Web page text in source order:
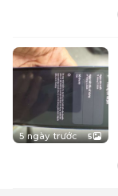
5 ngày trước 5